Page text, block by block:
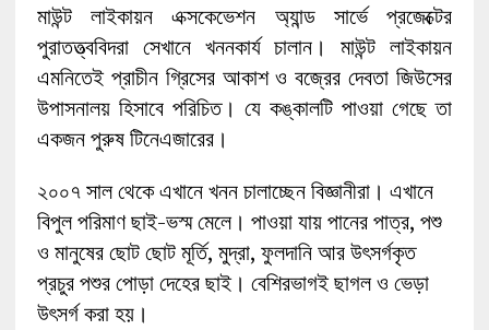
মাউন্ট লাইকায়ন এক্সকেভেশন অ্যান্ড সার্ভে প্রজেক্টের
পুরাতত্ত্ববিদরা সেখানে খননকার্য চালান। মাউন্ট লাইকায়ন
এমনিতেই প্রাচীন গ্রিসের আকাশ ও বজ্রের দেবতা জিউসের
উপাসনালয় হিসাবে পরিচিত। যে কঙ্কালটি পাওয়া গেছে তা
একজন পুরুষ টিনেএজারের।
২০০৭ সাল থেকে এখানে খনন চালাচ্ছেন বিজ্ঞানীরা। এখানে
বিপুল পরিমাণ ছাই-ভস্ম মেলে। পাওয়া যায় পানের পাত্র, পশু
ও মানুষের ছোট ছোট মূর্তি, মুদ্রা, ফুলদানি আর উৎসর্গকৃত
প্রচুর পশুর পোড়া দেহের ছাই। বেশিরভাগই ছাগল ও ভেড়া
উৎসর্গ করা হয়।